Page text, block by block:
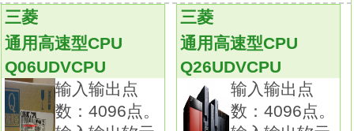
无需进行IP地址设置Q03UDVCPU而且无需选
择电缆，直通线和交叉线均可使用。
因此，这种连接方法和使用USB一样，可轻松
与CPU进行通信，
即使是不熟悉网络设置的操作人员也能轻松建
立连接。
三菱
通用高速型CPU
Q06UDVCPU
输入输出点
数：4096点。
三菱
通用高速型CPU
Q26UDVCPU
输入输出点
数：4096点。